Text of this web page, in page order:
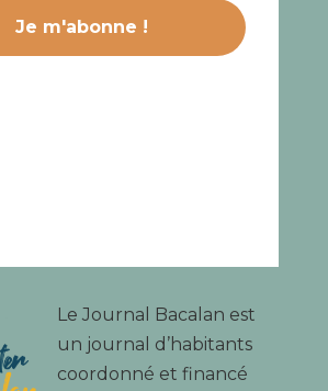
Le Journal Bacalan est
un journal d’habitants
coordonné et financé